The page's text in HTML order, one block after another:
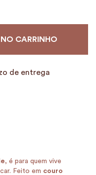
CARRINHO
de entrega
, é para quem vive
Feito em couro